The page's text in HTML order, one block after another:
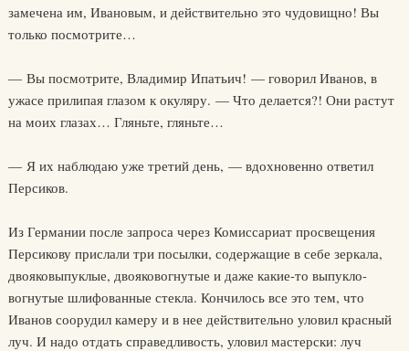
замечена им, Ивановым, и действительно это чудовищно! Вы
только посмотрите…
— Вы посмотрите, Владимир Ипатьич! — говорил Иванов, в
ужасе прилипая глазом к окуляру. — Что делается?! Они растут
на моих глазах… Гляньте, гляньте…
— Я их наблюдаю уже третий день, — вдохновенно ответил
Персиков.
Из Германии после запроса через Комиссариат просвещения
Персикову прислали три посылки, содержащие в себе зеркала,
двояковыпуклые, двояковогнутые и даже какие-то выпукло-
вогнутые шлифованные стекла. Кончилось все это тем, что
Иванов соорудил камеру и в нее действительно уловил красный
луч. И надо отдать справедливость, уловил мастерски: луч